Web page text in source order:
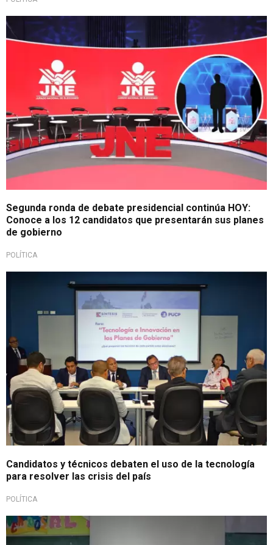
Continúa la exposición de propuestas
Segunda ronda de debate presidencial continúa HOY:
Conoce a los 12 candidatos que presentarán sus planes
de gobierno
POLÍTICA
Elecciones Generales 2026
Candidatos y técnicos debaten el uso de la tecnología
para resolver las crisis del país
POLÍTICA
Exigen financiamiento inmediato